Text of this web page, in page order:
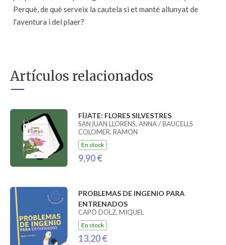
Perquè, de què serveix la cautela si et manté allunyat de
l'aventura i del plaer?
Artículos relacionados
FÍJATE: FLORES SILVESTRES
SANJUAN LLORENS, ANNA / BAUCELLS
COLOMER, RAMON
En stock
9,90 €
PROBLEMAS DE INGENIO PARA
ENTRENADOS
CAPÓ DOLZ, MIQUEL
En stock
13,20 €